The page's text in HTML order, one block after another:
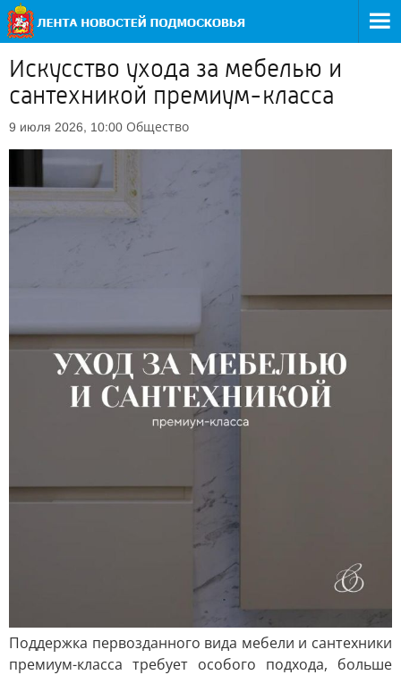
Искусство ухода за мебелью и
сантехникой премиум-класса
9 июля 2026, 10:00 Общество
Поддержка первозданного вида мебели и сантехники
премиум-класса требует особого подхода, больше